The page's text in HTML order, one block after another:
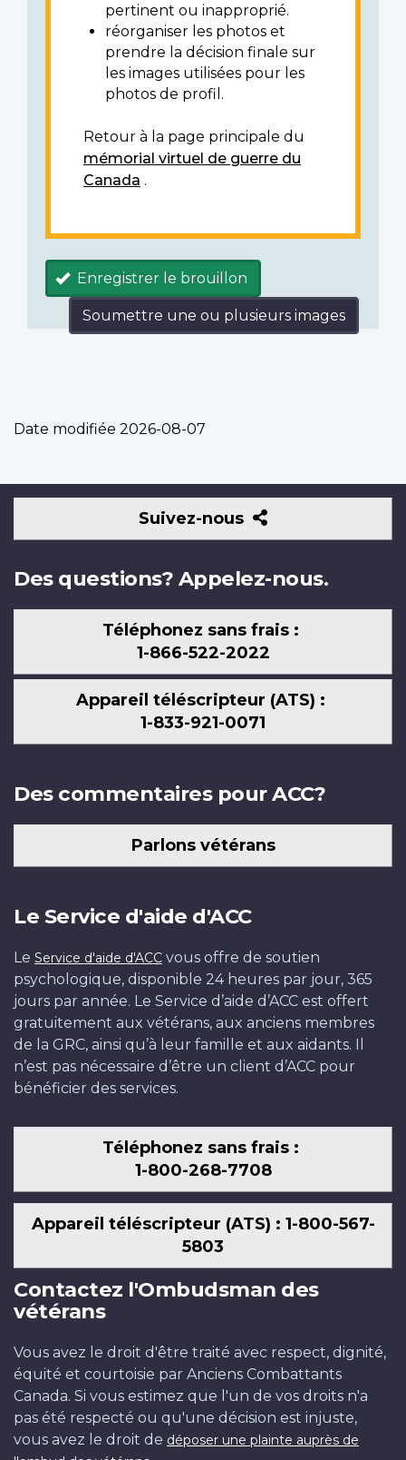
pertinent ou inapproprié.
réorganiser les photos et
prendre la décision finale sur
les images utilisées pour les
photos de profil.
Retour à la page principale du
mémorial virtuel de guerre du
Canada .
Enregistrer le brouillon
Soumettre une ou plusieurs images
Date modifiée 2026-08-07
Suivez-nous
Suivez-
nous
Des questions? Appelez-nous.
Téléphonez sans frais :
1-866-522-2022
Appareil téléscripteur (ATS) :
1-833-921-0071
Des commentaires pour ACC?
Parlons vétérans
Le Service d'aide d'ACC
Le Service d'aide d'ACC vous offre de soutien
psychologique, disponible 24 heures par jour, 365
jours par année. Le Service d’aide d’ACC est offert
gratuitement aux vétérans, aux anciens membres
de la GRC, ainsi qu’à leur famille et aux aidants. Il
n’est pas nécessaire d’être un client d’ACC pour
bénéficier des services.
Téléphonez sans frais :
1-800-268-7708
Appareil téléscripteur (ATS) : 1-800-567-
5803
Contactez l'Ombudsman des
vétérans
Vous avez le droit d'être traité avec respect, dignité,
équité et courtoisie par Anciens Combattants
Canada. Si vous estimez que l'un de vos droits n'a
pas été respecté ou qu'une décision est injuste,
vous avez le droit de déposer une plainte auprès de